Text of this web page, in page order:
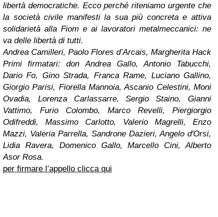
libertà democratiche. Ecco perché riteniamo urgente che
la società civile manifesti la sua più concreta e attiva
solidarietà alla Fiom e ai lavoratori metalmeccanici: ne
va delle libertà di tutti.
Andrea Camilleri, Paolo Flores d’Arcais, Margherita Hack
Primi firmatari: don Andrea Gallo, Antonio Tabucchi,
Dario Fo, Gino Strada, Franca Rame, Luciano Gallino,
Giorgio Parisi, Fiorella Mannoia, Ascanio Celestini, Moni
Ovadia, Lorenza Carlassarre, Sergio Staino, Gianni
Vattimo, Furio Colombo, Marco Revelli, Piergiorgio
Odifreddi, Massimo Carlotto, Valerio Magrelli, Enzo
Mazzi, Valeria Parrella, Sandrone Dazieri, Angelo d'Orsi,
Lidia Ravera, Domenico Gallo, Marcello Cini, Alberto
Asor Rosa.
per firmare l’appello clicca qui